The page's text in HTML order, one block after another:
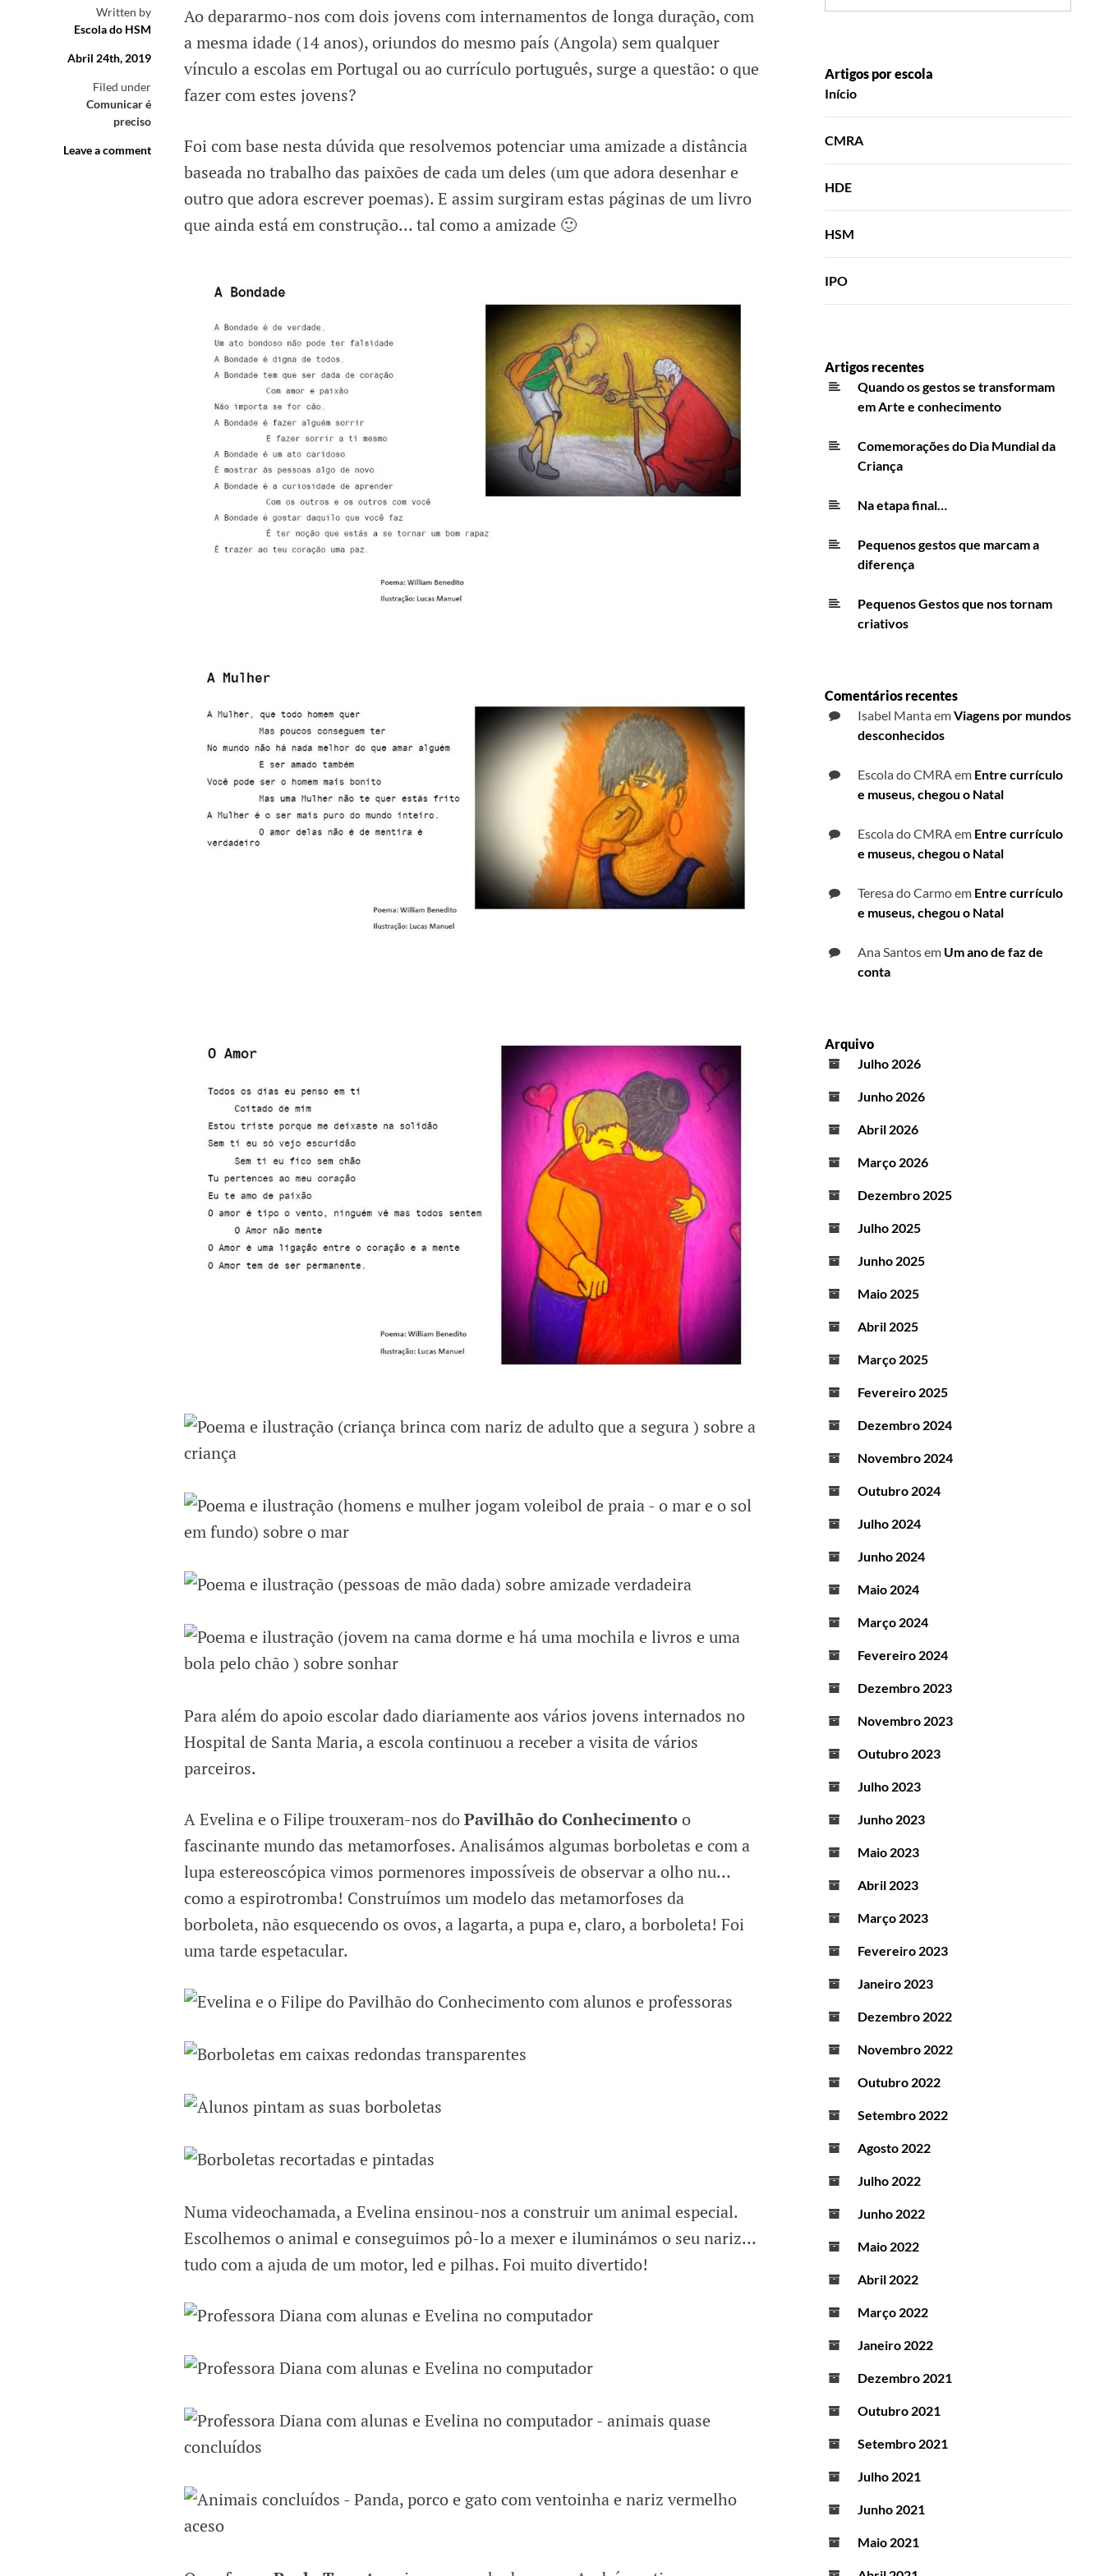
Written by
Escola do HSM
Abril 24th, 2019
Filed under
Comunicar é
preciso
Leave a comment
Ao depararmo-nos com dois jovens com internamentos de longa duração, com
a mesma idade (14 anos), oriundos do mesmo país (Angola) sem qualquer
vínculo a escolas em Portugal ou ao currículo português, surge a questão: o que
fazer com estes jovens?
Foi com base nesta dúvida que resolvemos potenciar uma amizade a distância
baseada no trabalho das paixões de cada um deles (um que adora desenhar e
outro que adora escrever poemas). E assim surgiram estas páginas de um livro
que ainda está em construção… tal como a amizade 🙂
Para além do apoio escolar dado diariamente aos vários jovens internados no
Hospital de Santa Maria, a escola continuou a receber a visita de vários
parceiros.
A Evelina e o Filipe trouxeram-nos doPavilhão do Conhecimentoo
fascinante mundo das metamorfoses. Analisámos algumas borboletas e com a
lupa estereoscópica vimos pormenores impossíveis de observar a olho nu…
como a espirotromba! Construímos um modelo das metamorfoses da
borboleta, não esquecendo os ovos, a lagarta, a pupa e, claro, a borboleta! Foi
uma tarde espetacular.
Numa videochamada, a Evelina ensinou-nos a construir um animal especial.
Escolhemos o animal e conseguimos pô-lo a mexer e iluminámos o seu nariz…
tudo com a ajuda de um motor, led e pilhas. Foi muito divertido!
Artigos por escola
Início
CMRA
HDE
HSM
IPO
Artigos recentes
Quando os gestos se transformam
em Arte e conhecimento
Comemorações do Dia Mundial da
Criança
Na etapa final…
Pequenos gestos que marcam a
diferença
Pequenos Gestos que nos tornam
criativos
Comentários recentes
Isabel MantaemViagens por mundos
desconhecidos
Escola do CMRAem Entre currículo
e museus, chegou o Natal
Escola do CMRAem Entre currículo
e museus, chegou o Natal
Teresa do Carmoem Entre currículo
e museus, chegou o Natal
Ana Santosem Um ano de faz de
conta
Arquivo
Julho 2026
Junho 2026
Abril 2026
Março 2026
Dezembro 2025
Julho 2025
Junho 2025
Maio 2025
Abril 2025
Março 2025
Fevereiro 2025
Dezembro 2024
Novembro 2024
Outubro 2024
Julho 2024
Junho 2024
Maio 2024
Março 2024
Fevereiro 2024
Dezembro 2023
Novembro 2023
Outubro 2023
Julho 2023
Junho 2023
Maio 2023
Abril 2023
Março 2023
Fevereiro 2023
Janeiro 2023
Dezembro 2022
Novembro 2022
Outubro 2022
Setembro 2022
Agosto 2022
Julho 2022
Junho 2022
Maio 2022
Abril 2022
Março 2022
Janeiro 2022
Dezembro 2021
Outubro 2021
Setembro 2021
Julho 2021
Junho 2021
Maio 2021